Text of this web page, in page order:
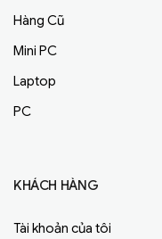
Hàng Cũ
Mini PC
Laptop
PC
KHÁCH HÀNG
Tài khoản của tôi